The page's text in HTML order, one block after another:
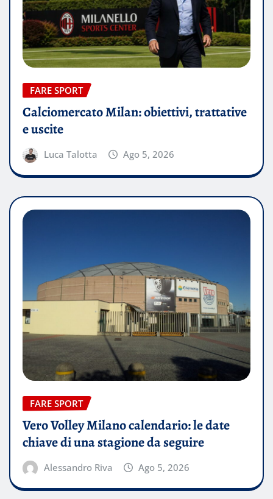
FARE SPORT
Calciomercato Milan: obiettivi, trattative
e uscite
Luca Talotta Ago 5, 2026
FARE SPORT
Vero Volley Milano calendario: le date
chiave di una stagione da seguire
Alessandro Riva Ago 5, 2026